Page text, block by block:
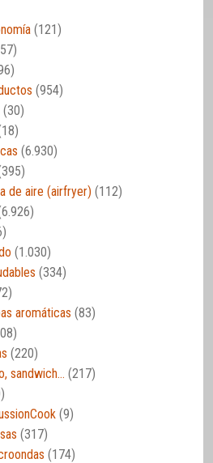
(121)
(954)
(30)
(6.930)
de aire (airfryer) (112)
(1.030)
(334)
aromáticas (83)
(220)
sandwich… (217)
(9)
(317)
(174)